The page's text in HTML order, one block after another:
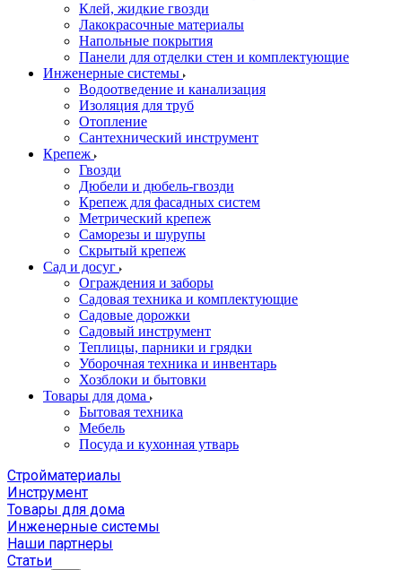
Клей, жидкие гвозди
Лакокрасочные материалы
Напольные покрытия
Панели для отделки стен и комплектующие
Инженерные системы
Водоотведение и канализация
Изоляция для труб
Отопление
Сантехнический инструмент
Крепеж
Гвозди
Дюбели и дюбель-гвозди
Крепеж для фасадных систем
Метрический крепеж
Саморезы и шурупы
Скрытый крепеж
Сад и досуг
Ограждения и заборы
Садовая техника и комплектующие
Садовые дорожки
Садовый инструмент
Теплицы, парники и грядки
Уборочная техника и инвентарь
Хозблоки и бытовки
Товары для дома
Бытовая техника
Мебель
Посуда и кухонная утварь
Стройматериалы
Инструмент
Товары для дома
Инженерные системы
Наши партнеры
Статьи